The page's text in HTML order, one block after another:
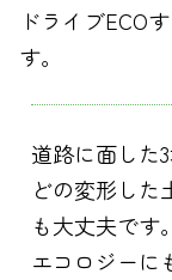
ドライブECO
す。
道路に面した3
どの変形した
も大丈夫です。
エコロジーに